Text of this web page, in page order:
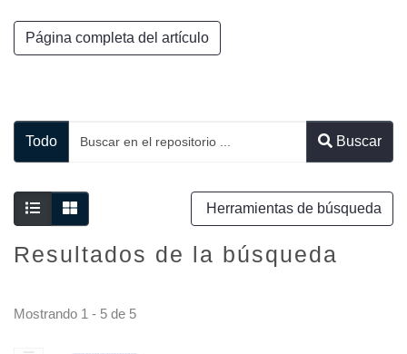
Página completa del artículo
Todo Buscar
Herramientas de búsqueda
Resultados de la búsqueda
Mostrando 1 - 5 de 5